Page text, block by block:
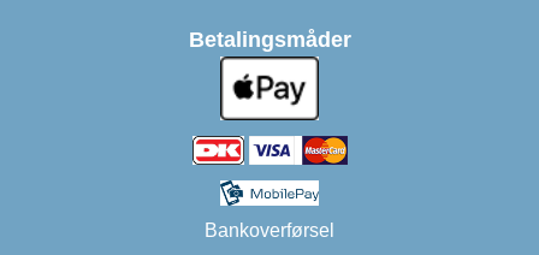
Betalingsmåder
Bankoverførsel